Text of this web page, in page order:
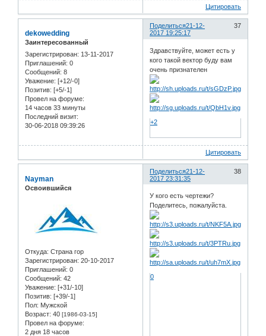
Цитировать
Поделиться 37
21-12-
2017 19:25:17
dekowedding
Заинтересованный
Зарегистрирован: 13-11-2017
Приглашений: 0
Сообщений: 8
Уважение: [+12/-0]
Позитив: [+5/-1]
Провел на форуме:
14 часов 33 минуты
Последний визит:
30-06-2018 09:39:26
Здравствуйте, может есть у
кого такой вектор буду вам
очень признателен
+2
Цитировать
Поделиться 38
21-12-
2017 23:31:35
Nayman
Освоившийся
Откуда: Страна гор
Зарегистрирован: 20-10-2017
Приглашений: 0
Сообщений: 42
Уважение: [+31/-10]
Позитив: [+39/-1]
Пол: Мужской
Возраст: 40 [1986-03-15]
Провел на форуме:
2 дня 18 часов
У кого есть чертежи?
Поделитесь, пожалуйста.
0